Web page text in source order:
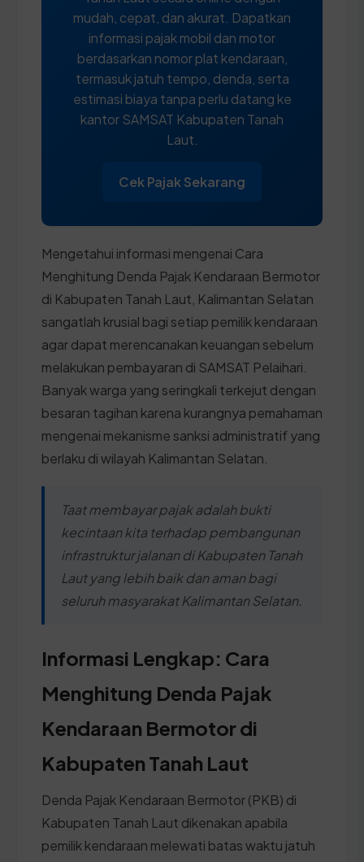
mudah, cepat, dan akurat. Dapatkan
informasi pajak mobil dan motor
berdasarkan nomor plat kendaraan,
termasuk jatuh tempo, denda, serta
estimasi biaya tanpa perlu datang ke
kantor SAMSAT Kabupaten Tanah
Laut.
Cek Pajak Sekarang
Mengetahui informasi mengenai Cara
Menghitung Denda Pajak Kendaraan Bermotor
di Kabupaten Tanah Laut, Kalimantan Selatan
sangatlah krusial bagi setiap pemilik kendaraan
agar dapat merencanakan keuangan sebelum
melakukan pembayaran di SAMSAT Pelaihari.
Banyak warga yang seringkali terkejut dengan
besaran tagihan karena kurangnya pemahaman
mengenai mekanisme sanksi administratif yang
berlaku di wilayah Kalimantan Selatan.
Taat membayar pajak adalah bukti
kecintaan kita terhadap pembangunan
infrastruktur jalanan di Kabupaten Tanah
Laut yang lebih baik dan aman bagi
seluruh masyarakat Kalimantan Selatan.
Informasi Lengkap: Cara
Menghitung Denda Pajak
Kendaraan Bermotor di
Kabupaten Tanah Laut
Denda Pajak Kendaraan Bermotor (PKB) di
Kabupaten Tanah Laut dikenakan apabila
pemilik kendaraan melewati batas waktu jatuh